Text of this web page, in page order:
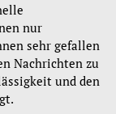
nur
sehr gefallen
Nachrichten zu
und den